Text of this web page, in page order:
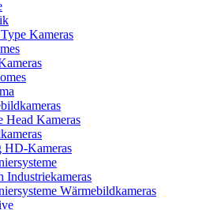
Kameras
Head Kameras
HD-Kameras
Industriekameras
Wärmebildkameras